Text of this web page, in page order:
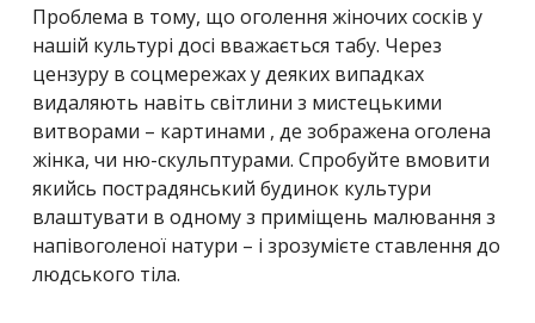
Проблема в тому, що оголення жіночих сосків у
нашій культурі досі вважається табу. Через
цензуру в соцмережах у деяких випадках
видаляють навіть світлини з мистецькими
витворами – картинами , де зображена оголена
жінка, чи ню-скульптурами. Спробуйте вмовити
якийсь пострадянський будинок культури
влаштувати в одному з приміщень малювання з
напівоголеної натури – і зрозумієте ставлення до
людського тіла.